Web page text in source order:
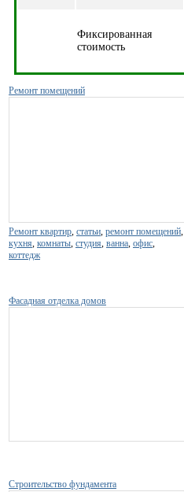
Фиксированная
стоимость
Ремонт помещений
Ремонт квартир, статьи, ремонт помещений,
кухня, комнаты, студия, ванна, офис,
коттедж
Фасадная отделка домов
Строительство фундамента